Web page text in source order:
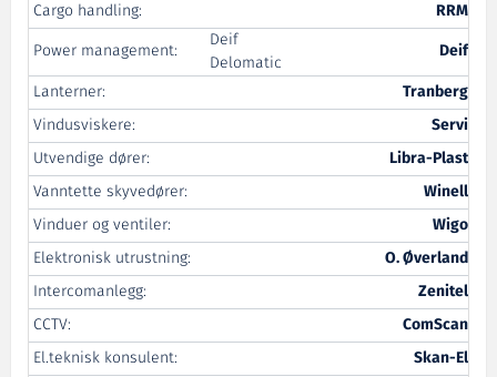
Cargo handling:
RRM
Power management:
Deif
Delomatic
Deif
Lanterner:
Tranberg
Vindusviskere:
Servi
Utvendige dører:
Libra-Plast
Vanntette skyvedører:
Winell
Vinduer og ventiler:
Wigo
Elektronisk utrustning:
O. Øverland
Intercomanlegg:
Zenitel
CCTV:
ComScan
El.teknisk konsulent:
Skan-El